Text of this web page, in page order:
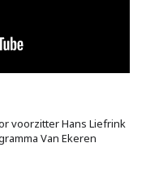
voorzitter Hans Liefrink
Van Ekeren